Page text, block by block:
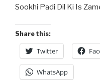
Sookhi Padi Dil Ki Is
Share this:
Twitter
WhatsApp